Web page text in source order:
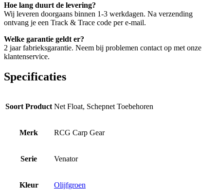
Hoe lang duurt de levering?
Wij leveren doorgaans binnen 1-3 werkdagen. Na verzending
ontvang je een Track & Trace code per e-mail.
Welke garantie geldt er?
2 jaar fabrieksgarantie. Neem bij problemen contact op met onze
klantenservice.
Specificaties
Soort Product Net Float, Schepnet Toebehoren
Merk RCG Carp Gear
Serie Venator
Kleur Olijfgroen